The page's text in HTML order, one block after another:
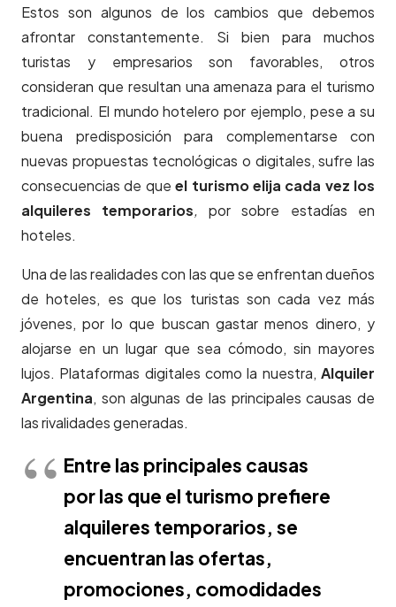
Estos son algunos de los cambios que debemos
afrontar constantemente. Si bien para muchos
turistas y empresarios son favorables, otros
consideran que resultan una amenaza para el turismo
tradicional. El mundo hotelero por ejemplo, pese a su
buena predisposición para complementarse con
nuevas propuestas tecnológicas o digitales, sufre las
consecuencias de queel turismo elija cada vez los
alquileres temporarios, por sobre estadías en
hoteles.
Una de las realidades con las que se enfrentan dueños
de hoteles, es que los turistas son cada vez más
jóvenes, por lo que buscan gastar menos dinero, y
alojarse en un lugar que sea cómodo, sin mayores
lujos. Plataformas digitales como la nuestra, Alquiler
Argentina, son algunas de las principales causas de
las rivalidades generadas.
Entre las principales causas
por las que el turismo prefiere
alquileres temporarios, se
encuentran las ofertas,
promociones, comodidades